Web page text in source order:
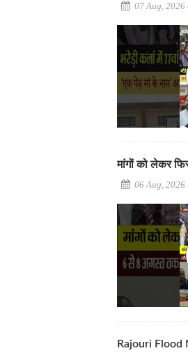
07 Aug, 2026
मांगों को लेकर
06 Aug, 2026
Rajouri Flood